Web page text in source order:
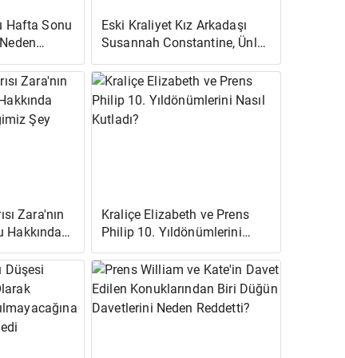
Hafta Sonu
Eski Kraliyet Kız Arkadaşı
Susannah Constantine, Ünlü
Dolap Arızalarını Açıkladı
Zara'nın
Hakkında
Şey
Kraliçe Elizabeth ve Prens
Philip 10. Yıldönümlerini
Nasıl Kutladı?